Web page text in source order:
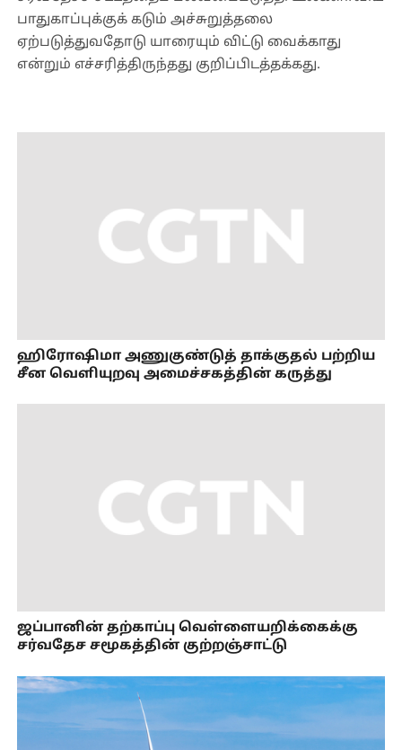
பாதுகாப்புக்குக் கடும் அச்சுறுத்தலை
ஏற்படுத்துவதோடு யாரையும் விட்டு வைக்காது
என்றும் எச்சரித்திருந்தது குறிப்பிடத்தக்கது.
ஹிரோஷிமா அணுகுண்டுத் தாக்குதல் பற்றிய
சீன வெளியுறவு அமைச்சகத்தின் கருத்து
ஜப்பானின் தற்காப்பு வெள்ளையறிக்கைக்கு
சர்வதேச சமூகத்தின் குற்றஞ்சாட்டு